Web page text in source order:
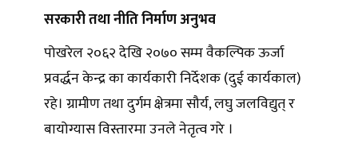
सरकारी तथा नीति निर्माण अनुभव
पोखरेल २०६२ देखि २०७० सम्म वैकल्पिक ऊर्जा
प्रवर्द्धन केन्द्र का कार्यकारी निर्देशक (दुई कार्यकाल)
रहे। ग्रामीण तथा दुर्गम क्षेत्रमा सौर्य, लघु जलविद्युत् र
बायोग्यास विस्तारमा उनले नेतृत्व गरे ।